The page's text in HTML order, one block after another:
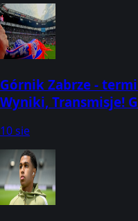
Górnik Zabrze -
Wyniki, Transmisje!
10 sie